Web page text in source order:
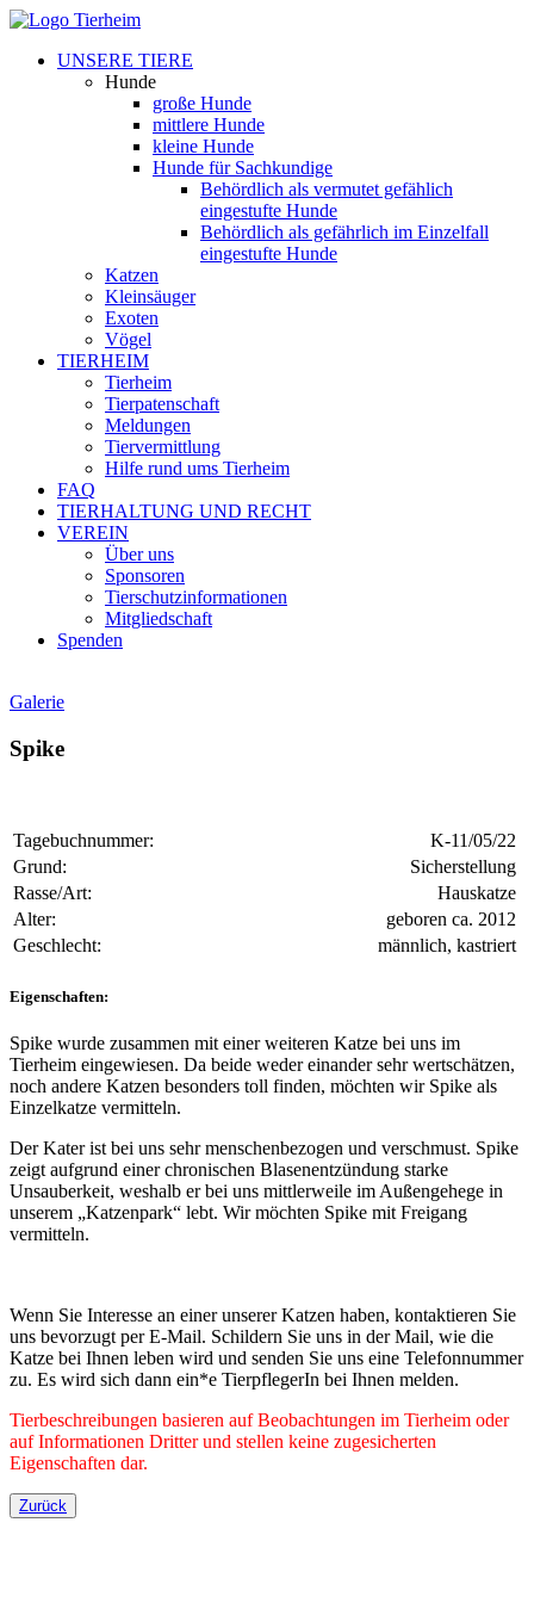
UNSERE TIERE
Hunde
große Hunde
mittlere Hunde
kleine Hunde
Hunde für Sachkundige
Behördlich als vermutet gefählich
eingestufte Hunde
Behördlich als gefährlich im Einzelfall
eingestufte Hunde
Katzen
Kleinsäuger
Exoten
Vögel
TIERHEIM
Tierheim
Tierpatenschaft
Meldungen
Tiervermittlung
Hilfe rund ums Tierheim
FAQ
TIERHALTUNG UND RECHT
VEREIN
Über uns
Sponsoren
Tierschutzinformationen
Mitgliedschaft
Spenden
Galerie
Spike
Tagebuchnummer:
K-11/05/22
Grund:
Sicherstellung
Rasse/Art:
Hauskatze
Alter:
geboren ca. 2012
Geschlecht:
männlich, kastriert
Eigenschaften:
Spike wurde zusammen mit einer weiteren Katze bei uns im
Tierheim eingewiesen. Da beide weder einander sehr wertschätzen,
noch andere Katzen besonders toll finden, möchten wir Spike als
Einzelkatze vermitteln.
Der Kater ist bei uns sehr menschenbezogen und verschmust. Spike
zeigt aufgrund einer chronischen Blasenentzündung starke
Unsauberkeit, weshalb er bei uns mittlerweile im Außengehege in
unserem „Katzenpark“ lebt. Wir möchten Spike mit Freigang
vermitteln.
Wenn Sie Interesse an einer unserer Katzen haben, kontaktieren Sie
uns bevorzugt per E-Mail. Schildern Sie uns in der Mail, wie die
Katze bei Ihnen leben wird und senden Sie uns eine Telefonnummer
zu. Es wird sich dann ein*e TierpflegerIn bei Ihnen melden.
Tierbeschreibungen basieren auf Beobachtungen im Tierheim oder
auf Informationen Dritter und stellen keine zugesicherten
Eigenschaften dar.
Zurück